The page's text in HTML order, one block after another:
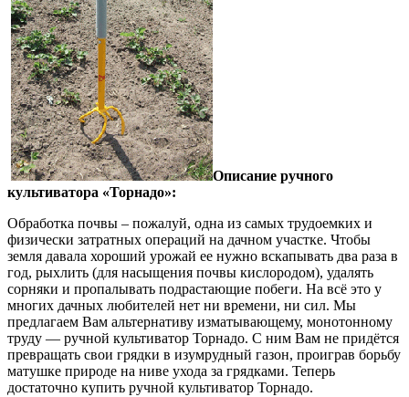
Описание ручного
культиватора «Торнадо»:
Обработка почвы – пожалуй, одна из самых трудоемких и
физически затратных операций на дачном участке. Чтобы
земля давала хороший урожай ее нужно вскапывать два раза в
год, рыхлить (для насыщения почвы кислородом), удалять
сорняки и пропалывать подрастающие побеги. На всё это у
многих дачных любителей нет ни времени, ни сил. Мы
предлагаем Вам альтернативу изматывающему, монотонному
труду — ручной культиватор Торнадо. С ним Вам не придётся
превращать свои грядки в изумрудный газон, проиграв борьбу
матушке природе на ниве ухода за грядками. Теперь
достаточно купить ручной культиватор Торнадо.